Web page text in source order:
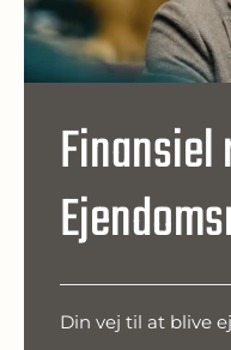
Din vej til at blive